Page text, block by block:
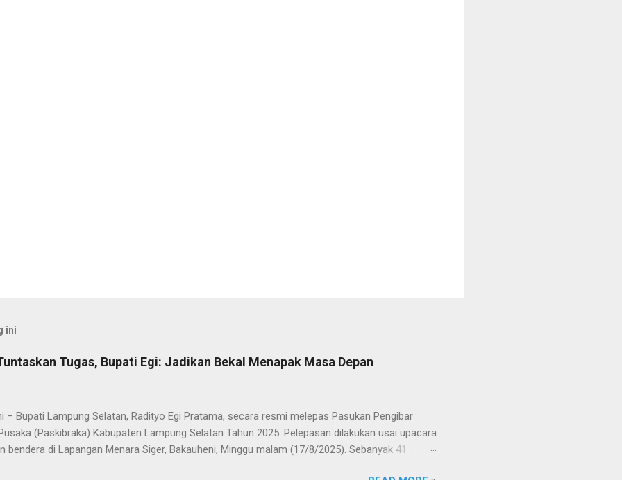
ini
Tugas, Bupati Egi: Jadikan Bekal Menapak Masa Depan
– Bupati Lampung Selatan, Radityo Egi Pratama, secara resmi melepas Pasukan Pengibar
(Paskibraka) Kabupaten Lampung Selatan Tahun 2025. Pelepasan dilakukan usai upacara
bendera di Lapangan Menara Siger, Bakauheni, Minggu malam (17/8/2025). Sebanyak 41